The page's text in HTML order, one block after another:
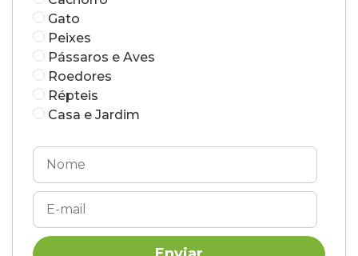
Gato
Peixes
Pássaros e Aves
Roedores
Répteis
Casa e Jardim